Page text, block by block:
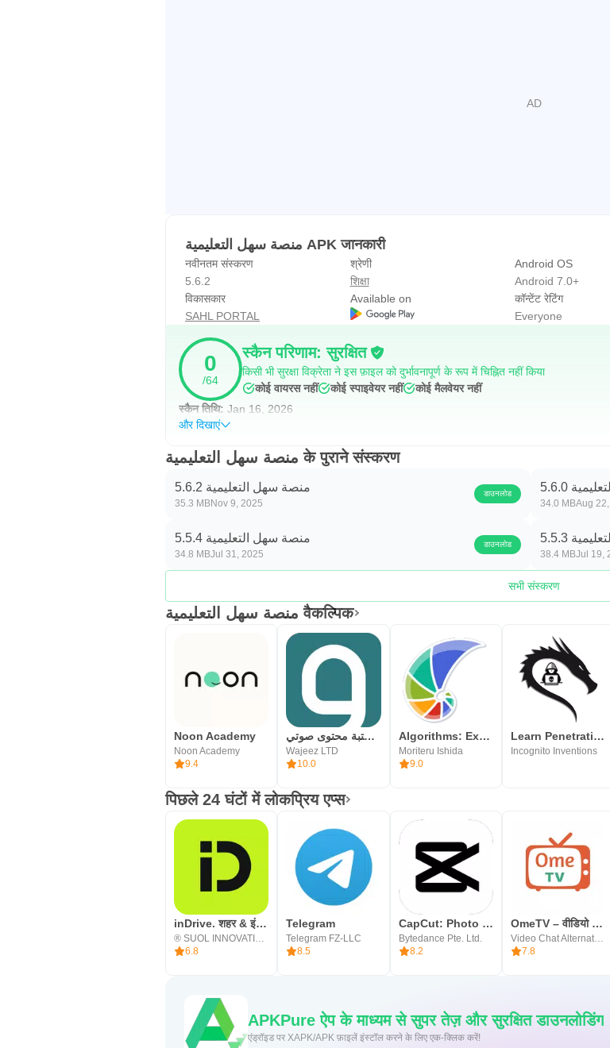
منصة سهل التعليمية APK जानकारी
नवीनतम संस्करण
5.6.2
श्रेणी
शिक्षा
Android OS
Android 7.0+
विकासकार
SAHL PORTAL
Available on
कॉन्टेंट रेटिंग
Everyone
0
/64
स्कैन परिणाम: सुरक्षित
किसी भी सुरक्षा विक्रेता ने इस फ़ाइल को दुर्भावनापूर्ण के रूप में चिह्नित नहीं किया
कोई वायरस नहीं
कोई स्पाइवेयर नहीं
कोई मैलवेयर नहीं
स्कैन तिथि: Jan 16, 2026
और दिखाएं
منصة سهل التعليمية के पुराने संस्करण
منصة سهل التعليمية 5.6.2
35.3 MBNov 9, 2025
डाउनलोड 5.6.0
34.0 MBAug
منصة سهل التعليمية 5.5.4
34.8 MBJul 31, 2025
डाउनलोड 5.5.3
38.4 MBJul 19,
सभी संस्करण
منصة سهل التعليمية वैकल्पिक
Noon Academy
Noon Academy
9.4
وجيز: أكبر مكتبة محتوى صوتي
Wajeez LTD
10.0
Algorithms: Explained and Anim
Moriteru Ishida
9.0
Learn Penetration Testing
Incognito Inventions
पिछले 24 घंटों में लोकप्रिय एप्स
inDrive. शहर & इंटरसिटी राइड
6.8
Telegram
Telegram FZ-LLC
8.5
CapCut: Photo & Video Editor
Bytedance Pte. Ltd.
8.2
OmeTV – वीडियो चैट वैकल्पिक
Video Chat Alternative
7.8
APKPure ऐप के माध्यम से सुपर तेज़ और सुरक्षित डाउनलोडिंग
एंड्रॉइड पर XAPK/APK फ़ाइलें इंस्टॉल करने के लिए एक-क्लिक करें!